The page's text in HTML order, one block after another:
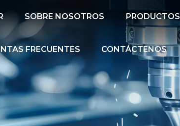
SOBRE NOSOTROS PRODUCTOS
FRECUENTES CONTÁCTENOS